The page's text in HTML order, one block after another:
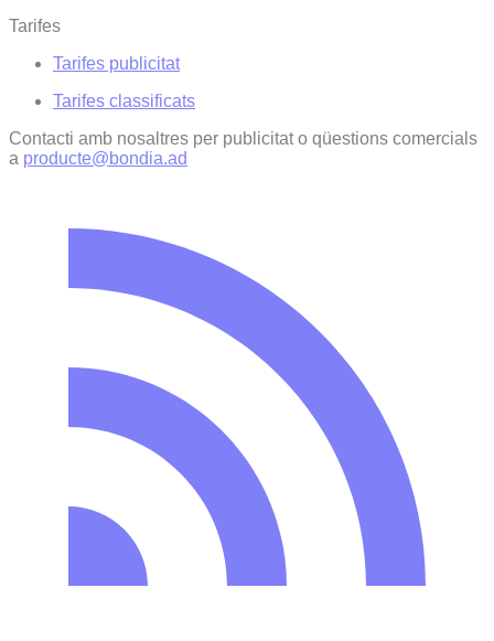
Tarifes
Tarifes publicitat
Tarifes classificats
Contacti amb nosaltres per publicitat o qüestions comercials
a producte@bondia.ad